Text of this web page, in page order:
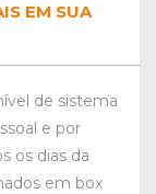
EM SUA
de sistema
e por
os dias da
em box